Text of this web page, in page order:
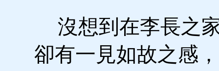
沒想到在李長之
卻有一見如故之感